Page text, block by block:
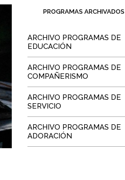
PROGRAMAS ARCHIVADOS
ARCHIVO PROGRAMAS DE
EDUCACIÓN
ARCHIVO PROGRAMAS DE
COMPAÑERISMO
ARCHIVO PROGRAMAS DE
SERVICIO
ARCHIVO PROGRAMAS DE
ADORACIÓN